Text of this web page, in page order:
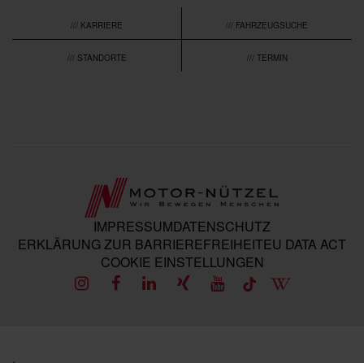
/// KARRIERE /// FAHRZEUGSUCHE
/// STANDORTE /// TERMIN
IMPRESSUMDATENSCHUTZ
ERKLÄRUNG ZUR BARRIEREFREIHEITEU DATA ACT
COOKIE EINSTELLUNGEN